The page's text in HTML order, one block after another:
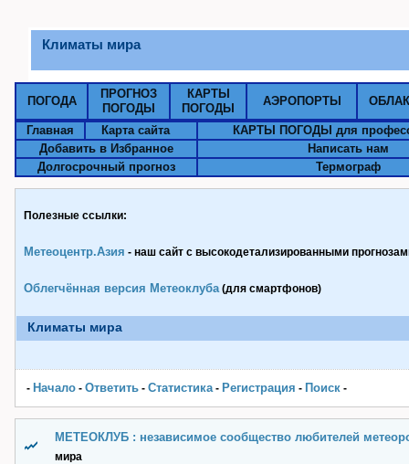
Климаты мира
ПОГОДА
ПРОГНОЗ
ПОГОДЫ
КАРТЫ
ПОГОДЫ
АЭРОПОРТЫ
Главная Карта сайта
КАРТЫ ПОГОДЫ для
Добавить в Избранное
Написать нам
Долгосрочный прогноз
Термограф
Полезные ссылки:
Метеоцентр.Азия - наш сайт с высокодетализированными
Облегчённая версия Метеоклуба(для смартфонов)
Климаты мира
- Начало - Ответить - Статистика- Pегистрация - Поиск -
МЕТЕОКЛУБ : независимое сообщество любителей
мира